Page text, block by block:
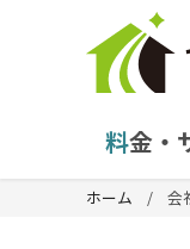
料金
ホーム 会